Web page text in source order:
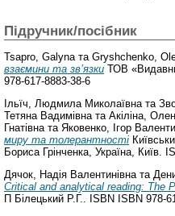
Підручник/посібник
Tsapro, Galynaта Gryshchenko,
взаємини та зв’язки ТОВ
978-617-8883-38-6
Ільїч, Людмила Миколаївната
Тетяна Вадимівната Акіліна,
Гнатівната Яковенко, Ігор
миру та толерантності
Бориса Грінченка, Україна, Київ.
Дячок, Надія Валентинівната
Critical and analytical reading: The
П Білецький Р.Г.. ISBN ISBN 978-